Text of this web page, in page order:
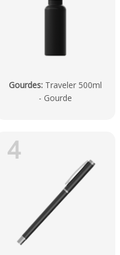
Gourdes: Traveler 500ml
- Gourde
4